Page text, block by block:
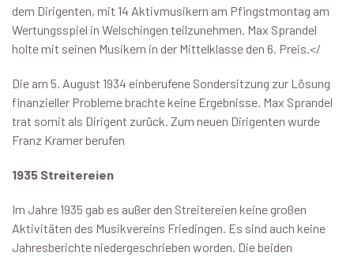
dem Dirigenten, mit 14 Aktivmusikern am Pfingstmontag am
Wertungsspiel in Welschingen teilzunehmen. Max Sprandel
holte mit seinen Musikern in der Mittelklasse den 6. Preis.</
Die am 5. August 1934 einberufene Sondersitzung zur Lösung
finanzieller Probleme brachte keine Ergebnisse. Max Sprandel
trat somit als Dirigent zurück. Zum neuen Dirigenten wurde
Franz Kramer berufen
1935 Streitereien
Im Jahre 1935 gab es außer den Streitereien keine großen
Aktivitäten des Musikvereins Friedingen. Es sind auch keine
Jahresberichte niedergeschrieben worden. Die beiden